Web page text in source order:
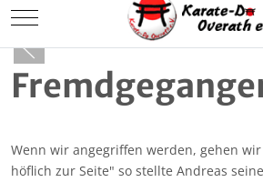
Mobile Menu Toggle
Wenn wir angegriffen werden, gehen
höflich zur Seite" so stellte Andreas